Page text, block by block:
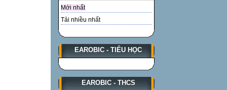
Mới nhất
Tải nhiều nhất
EAROBIC - TIỂU HỌC
EAROBIC - THCS